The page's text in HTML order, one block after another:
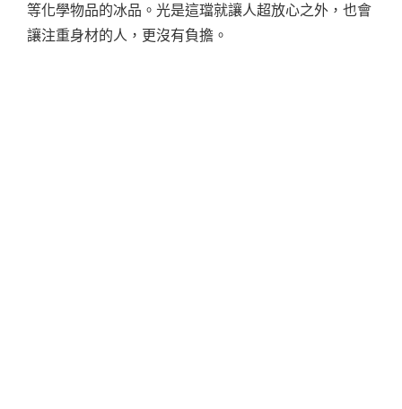
等化學物品的冰品。光是這璫就讓人超放心之外，也會
讓注重身材的人，更沒有負擔。